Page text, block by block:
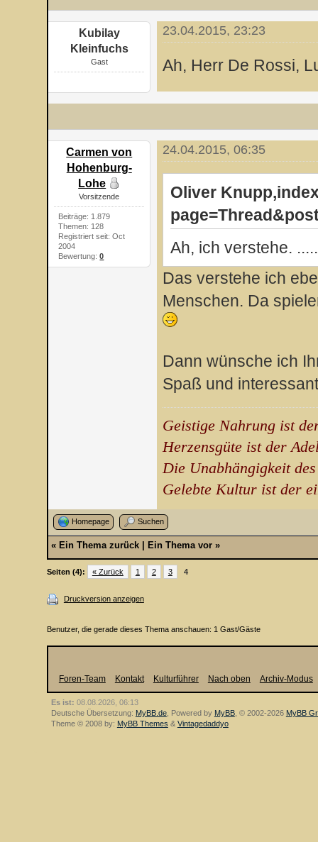
Kubilay
Kleinfuchs
Gast
23.04.2015, 23:23
Ah, Herr De Rossi,
Carmen von
Hohenburg-
Lohe
Vorsitzende
Beiträge: 1.879
Themen: 128
Registriert seit: Oct
2004
Bewertung:0
24.04.2015, 06:35
Oliver
Ah, ich verstehe. .....
Das verstehe ich
Menschen. Da
Dann wünsche ich
Spaß und
Geistige Nahrung ist
Herzensgüte ist der
Die Unabhängigkeit
Gelebte Kultur ist der
Homepage Suchen
« Ein Thema zurück Ein Thema vor »
Seiten (4): « Zurück 1 2 3 4
Druckversion anzeigen
Benutzer, die gerade dieses Thema anschauen: 1 Gast/Gäste
Foren-Team Kontakt Kulturführer Nach oben Archiv-Modus
Es ist: 08.08.2026, 06:13
Deutsche Übersetzung: MyBB.de, Powered by MyBB, © 2002-2026 MyBB
Theme © 2008 by: MyBB Themes & Vintagedaddyo